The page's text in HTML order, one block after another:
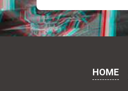
HOME